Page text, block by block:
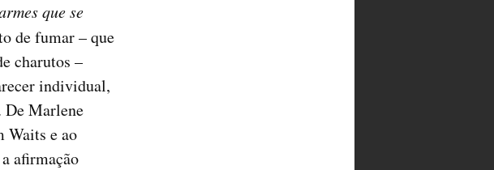
que se
de fumar – que
charutos –
individual,
De Marlene
Waits e ao
afirmação